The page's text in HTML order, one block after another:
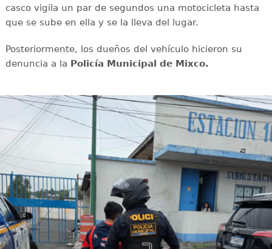
casco vigila un par de segundos una motocicleta hasta
que se sube en ella y se la lleva del lugar.
Posteriormente, los dueños del vehículo hicieron su
denuncia a la Policía Municipal de Mixco.